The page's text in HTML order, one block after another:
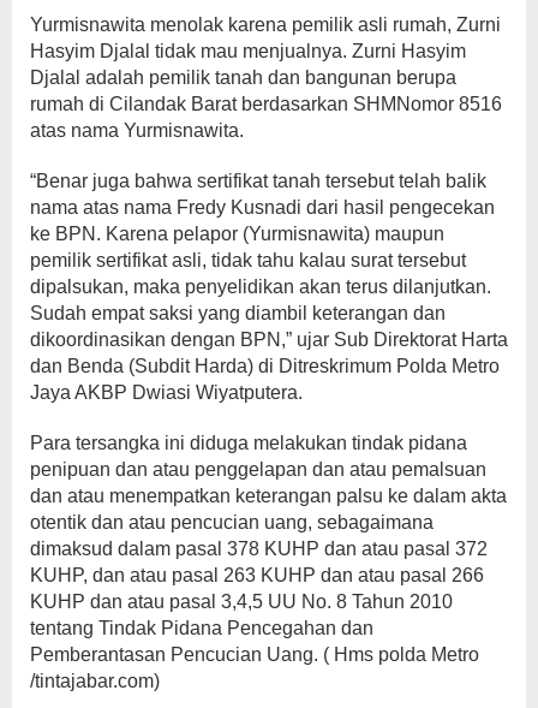
Yurmisnawita menolak karena pemilik asli rumah, Zurni
Hasyim Djalal tidak mau menjualnya. Zurni Hasyim
Djalal adalah pemilik tanah dan bangunan berupa
rumah di Cilandak Barat berdasarkan SHMNomor 8516
atas nama Yurmisnawita.
“Benar juga bahwa sertifikat tanah tersebut telah balik
nama atas nama Fredy Kusnadi dari hasil pengecekan
ke BPN. Karena pelapor (Yurmisnawita) maupun
pemilik sertifikat asli, tidak tahu kalau surat tersebut
dipalsukan, maka penyelidikan akan terus dilanjutkan.
Sudah empat saksi yang diambil keterangan dan
dikoordinasikan dengan BPN,” ujar Sub Direktorat Harta
dan Benda (Subdit Harda) di Ditreskrimum Polda Metro
Jaya AKBP Dwiasi Wiyatputera.
Para tersangka ini diduga melakukan tindak pidana
penipuan dan atau penggelapan dan atau pemalsuan
dan atau menempatkan keterangan palsu ke dalam akta
otentik dan atau pencucian uang, sebagaimana
dimaksud dalam pasal 378 KUHP dan atau pasal 372
KUHP, dan atau pasal 263 KUHP dan atau pasal 266
KUHP dan atau pasal 3,4,5 UU No. 8 Tahun 2010
tentang Tindak Pidana Pencegahan dan
Pemberantasan Pencucian Uang. ( Hms polda Metro
/tintajabar.com)